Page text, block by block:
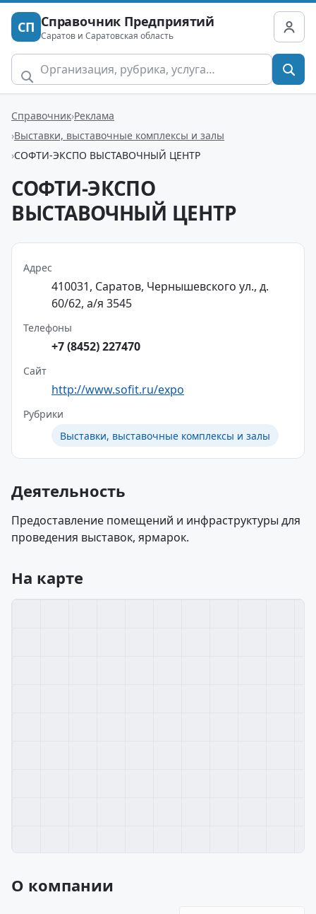
СП Справочник Предприятий
Саратов и Саратовская область
Справочник Реклама
Выставки, выставочные комплексы и залы
СОФТИ-ЭКСПО ВЫСТАВОЧНЫЙ ЦЕНТР
СОФТИ-ЭКСПО
ВЫСТАВОЧНЫЙ ЦЕНТР
Адрес
410031, Саратов, Чернышевского ул., д.
60/62, а/я 3545
Телефоны
+7 (8452) 227470
Сайт
http://www.sofit.ru/expo
Рубрики
Выставки, выставочные комплексы и залы
Деятельность
Предоставление помещений и инфраструктуры для
проведения выставок, ярмарок.
На карте
О компании